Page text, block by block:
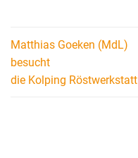
Matthias Goeken (MdL)
besucht
die Kolping Röstwerkstatt